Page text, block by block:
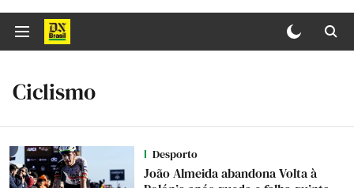
Ciclismo
Desporto
João Almeida abandona Volta à